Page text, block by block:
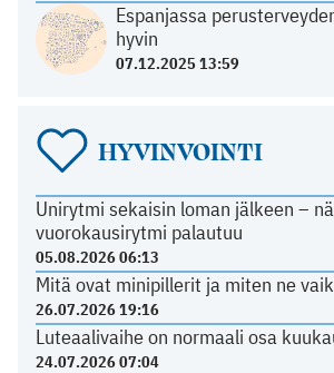
Espanjassa
hyvin
07.12.2025 13:59
HYVINVOINTI
Unirytmi sekaisin loman jälkeen –
vuorokausirytmi palautuu
05.08.2026 06:13
Mitä ovat minipillerit ja miten ne
26.07.2026 19:16
Luteaalivaihe on normaali osa
24.07.2026 07:04